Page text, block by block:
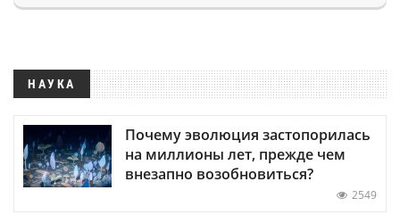
НАУКА
Почему эволюция застопорилась
на миллионы лет, прежде чем
внезапно возобновиться?
2549